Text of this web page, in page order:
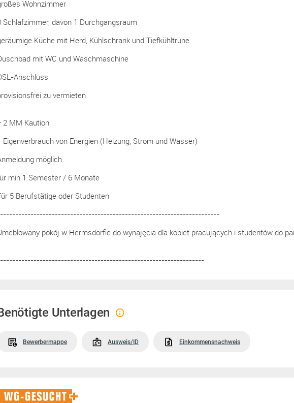
Wohnzimmer
Schlafzimmer, davon 1 Durchgangsraum
Küche mit Herd, Kühlschrank und Tiefkühltruhe
mit WC und Waschmaschine
Anschluss
zu vermieten
2 MM Kaution
Eigenverbrauch von Energien (Heizung, Strom und Wasser)
möglich
min 1 Semester / 6 Monate
5 Berufstätige oder Studenten
pokój w Hermsdorfie do wynajęcia dla kobiet pracujących i studentów do
Unterlagen
Bewerbermappe Ausweis/ID Einkommensnachweis